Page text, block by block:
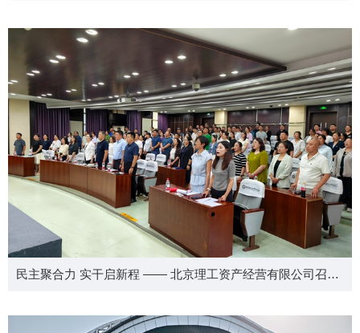
民主聚合力 实干启新程 —— 北京理工资产经营有限公司召开第二届职工代表大会、第三届工会会员代表大会